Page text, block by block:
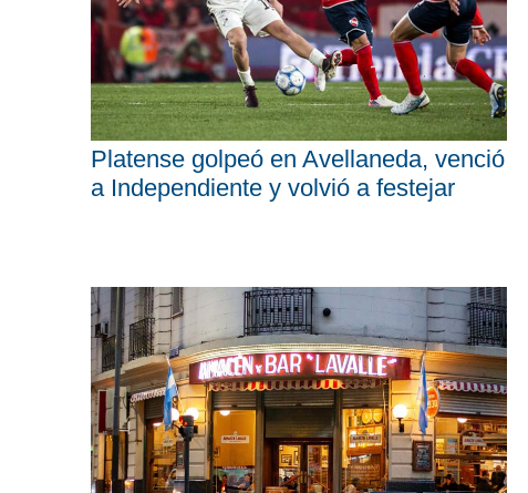
Platense golpeó en Avellaneda, venció
a Independiente y volvió a festejar